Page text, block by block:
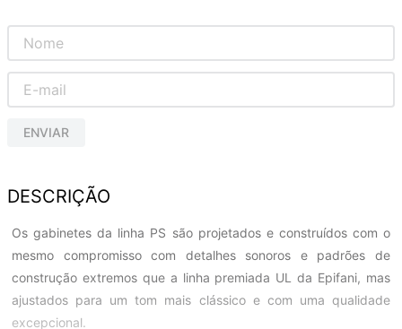
ENVIAR
DESCRIÇÃO
Os gabinetes da linha PS são projetados e construídos com o
mesmo compromisso com detalhes sonoros e padrões de
construção extremos que a linha premiada UL da Epifani, mas
ajustados para um tom mais clássico e com uma qualidade
excepcional.